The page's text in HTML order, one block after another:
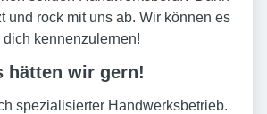
und rock mit uns ab. Wir können es
dich kennenzulernen!
hätten wir gern!
spezialisierter Handwerksbetrieb.